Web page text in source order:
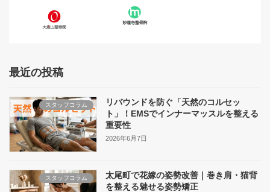
最近の投稿
スタッフコラム
リバウンドを防ぐ「天然のコルセッ
ト」！EMSでインナーマッスルを整える
重要性
2026年6月7日
スタッフコラム
太尾町で花嫁の姿勢改善｜巻き肩・猫背
を整える魅せる姿勢矯正